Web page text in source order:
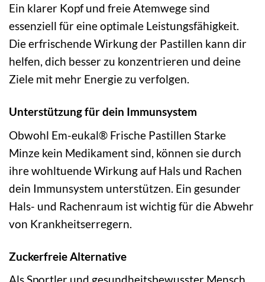
Ein klarer Kopf und freie Atemwege sind
essenziell für eine optimale Leistungsfähigkeit.
Die erfrischende Wirkung der Pastillen kann dir
helfen, dich besser zu konzentrieren und deine
Ziele mit mehr Energie zu verfolgen.
Unterstützung für dein Immunsystem
Obwohl Em-eukal® Frische Pastillen Starke
Minze kein Medikament sind, können sie durch
ihre wohltuende Wirkung auf Hals und Rachen
dein Immunsystem unterstützen. Ein gesunder
Hals- und Rachenraum ist wichtig für die Abwehr
von Krankheitserregern.
Zuckerfreie Alternative